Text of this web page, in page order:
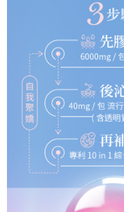
３．未成年的使用者請事先
「AFTEE先享後付」，若未
４．使用「AFTEE先享後付
時審查核予不同之上限額度
請求用戶進行身份認證。
５．嚴禁一人註冊多個帳號
恩沛科技股份有限公司將有
每筆NT$60，滿NT$699(
宅配
每筆NT$120，滿
宅配-離島
每筆NT$120，滿